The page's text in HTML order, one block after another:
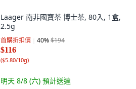
Laager 南非國寶茶 博士茶, 80入, 1盒,
2.5g
首購折扣價 40%$194
$116
($5.80/10g)
明天 8/8 (六) 預計送達